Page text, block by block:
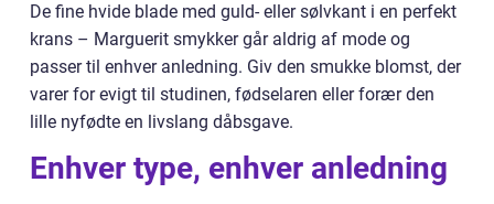
De fine hvide blade med guld- eller sølvkant i en perfekt
krans – Marguerit smykker går aldrig af mode og
passer til enhver anledning. Giv den smukke blomst, der
varer for evigt til studinen, fødselaren eller forær den
lille nyfødte en livslang dåbsgave.
Enhver type, enhver anledning